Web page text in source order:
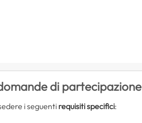
di partecipazione
i seguenti requisiti specifici: